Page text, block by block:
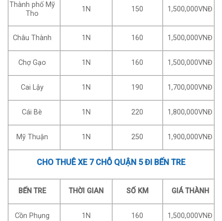
Thành phố Mỹ
Tho
1N 150 1,500,000VNĐ
Châu Thành 1N 160 1,500,000VNĐ
Chợ Gạo 1N 160 1,500,000VNĐ
Cai Lậy 1N 190 1,700,000VNĐ
Cái Bè 1N 220 1,800,000VNĐ
Mỹ Thuận 1N 250 1,900,000VNĐ
CHO THUÊ XE 7 CHỖ QUẬN 5 ĐI BẾN TRE
BẾN TRE THỜI GIAN SỐ KM GIÁ THÀNH
Cồn Phụng 1N 160 1,500,000VNĐ